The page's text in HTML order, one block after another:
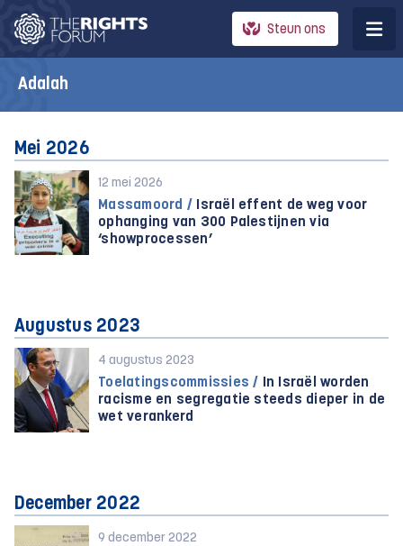
Steun ons
Adalah
Mei 2026
12 mei 2026
Massamoord / Israël effent de weg voor
ophanging van 300 Palestijnen via
‘showprocessen’
Augustus 2023
4 augustus 2023
Toelatingscommissies / In Israël worden
racisme en segregatie steeds dieper in de
wet verankerd
December 2022
9 december 2022